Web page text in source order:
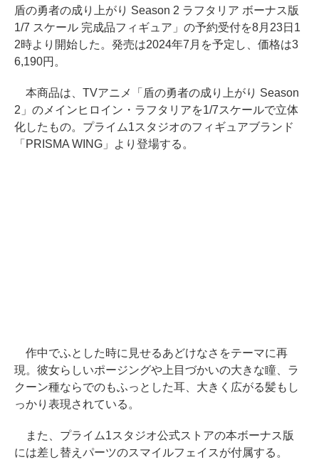
盾の勇者の成り上がり Season 2 ラフタリア ボーナス版
1/7 スケール 完成品フィギュア」の予約受付を8月23日1
2時より開始した。発売は2024年7月を予定し、価格は3
6,190円。
本商品は、TVアニメ「盾の勇者の成り上がり Season
2」のメインヒロイン・ラフタリアを1/7スケールで立体
化したもの。プライム1スタジオのフィギュアブランド
「PRISMA WING」より登場する。
作中でふとした時に見せるあどけなさをテーマに再
現。彼女らしいポージングや上目づかいの大きな瞳、ラ
クーン種ならでのもふっとした耳、大きく広がる髪もし
っかり表現されている。
また、プライム1スタジオ公式ストアの本ボーナス版
には差し替えパーツのスマイルフェイスが付属する。